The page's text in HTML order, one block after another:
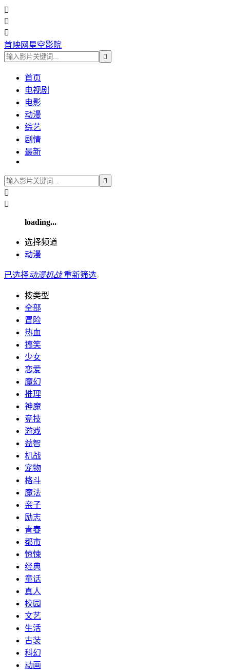



首映网星空影院

首页
电视剧
电影
动漫
综艺
剧情
最新



loading...
选择频道
动漫
已选择动漫机战重新筛选
按类型
全部
冒险
热血
搞笑
少女
恋爱
魔幻
推理
神魔
竞技
游戏
益智
机战
宠物
格斗
魔法
亲子
励志
青春
都市
惊悚
经典
童话
真人
校园
文艺
生活
古装
科幻
动画